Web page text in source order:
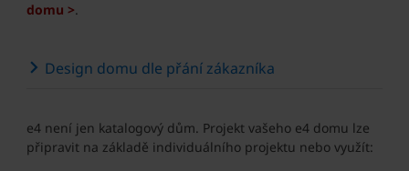
domu >.
Design domu dle přání zákazníka
e4 není jen katalogový dům. Projekt vašeho e4 domu lze
připravit na základě individuálního projektu nebo využít: